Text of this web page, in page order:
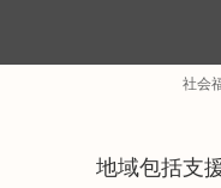
社会
地域包括支